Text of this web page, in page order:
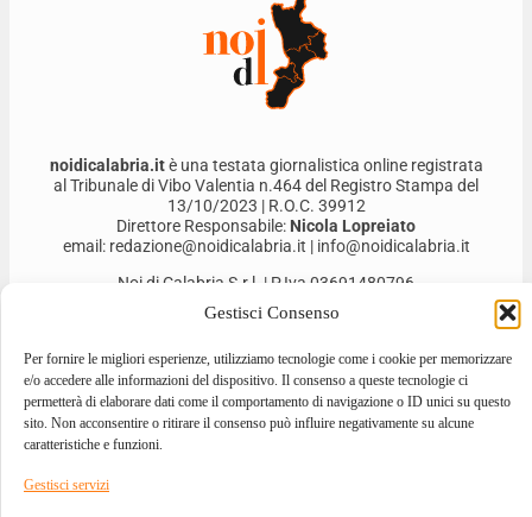
Gestisci Consenso
Per fornire le migliori esperienze, utilizziamo tecnologie come i cookie per memorizzare
e/o accedere alle informazioni del dispositivo. Il consenso a queste tecnologie ci
permetterà di elaborare dati come il comportamento di navigazione o ID unici su questo
sito. Non acconsentire o ritirare il consenso può influire negativamente su alcune
caratteristiche e funzioni.
Gestisci servizi
noidicalabria.itè una testata giornalistica online registrata
al Tribunale di Vibo Valentia n.464 del Registro Stampa del
13/10/2023 | R.O.C. 39912
Direttore Responsabile: Nicola Lopreiato
email: redazione@noidicalabria.it | info@noidicalabria.it
Noi di Calabria S.r.l. | P.Iva 03691480796